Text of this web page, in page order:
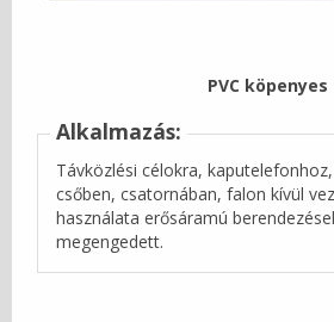
PVC
Alkalmazás:
Távközlési célokra,
csőben, csatornában, falon kívül
használata erősáramú
megengedett.